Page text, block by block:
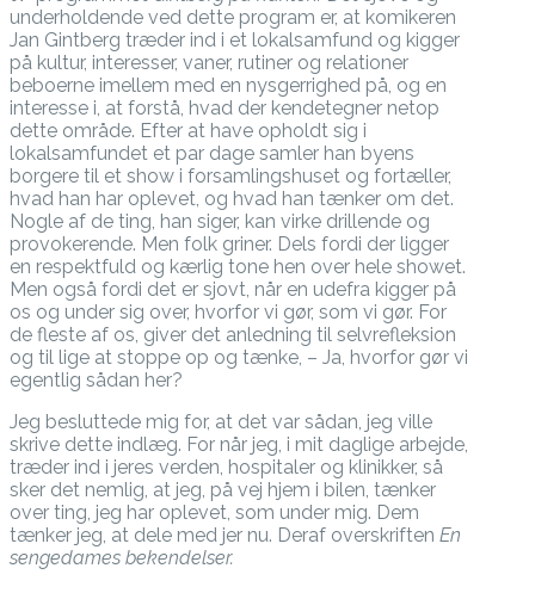
underholdende ved dette program er, at komikeren
Jan Gintberg træder ind i et lokalsamfund og kigger
på kultur, interesser, vaner, rutiner og relationer
beboerne imellem med en nysgerrighed på, og en
interesse i, at forstå, hvad der kendetegner netop
dette område. Efter at have opholdt sig i
lokalsamfundet et par dage samler han byens
borgere til et show i forsamlingshuset og fortæller,
hvad han har oplevet, og hvad han tænker om det.
Nogle af de ting, han siger, kan virke drillende og
provokerende. Men folk griner. Dels fordi der ligger
en respektfuld og kærlig tone hen over hele showet.
Men også fordi det er sjovt, når en udefra kigger på
os og under sig over, hvorfor vi gør, som vi gør. For
de fleste af os, giver det anledning til selvrefleksion
og til lige at stoppe op og tænke, – Ja, hvorfor gør vi
egentlig sådan her?
Jeg besluttede mig for, at det var sådan, jeg ville
skrive dette indlæg. For når jeg, i mit daglige arbejde,
træder ind i jeres verden, hospitaler og klinikker, så
sker det nemlig, at jeg, på vej hjem i bilen, tænker
over ting, jeg har oplevet, som under mig. Dem
tænker jeg, at dele med jer nu. Deraf overskriften En
sengedames bekendelser.